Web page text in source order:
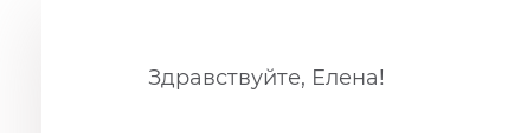
Здравствуйте, Елена!